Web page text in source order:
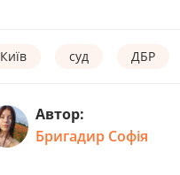
Київ суд ДБР
Автор:
Бригадир Софія